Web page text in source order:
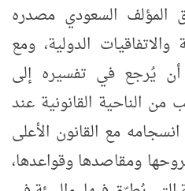
المؤلف السعودي مصدره
والاتفاقيات الدولية، ومع
أن يُرجع في تفسيره إلى
الناحية القانونية عند
مع القانون الأعلى
ومقاصدها وقواعدها،